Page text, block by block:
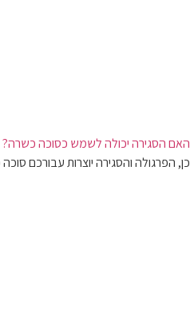
האם הסגירה יכולה לשמש כסוכה כשרה?
כן, הפרגולה והסגירה יוצרות עבורכם